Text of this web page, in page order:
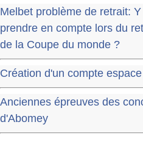
Melbet problème de retrait:
prendre en compte lors du
de la Coupe du monde ?
Création d'un compte
Anciennes épreuves des
d'Abomey